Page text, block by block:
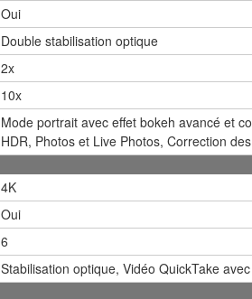
Oui
Double stabilisation optique
2x
10x
Mode portrait avec effet bokeh avancé et
HDR, Photos et Live Photos, Correction
4K
Oui
6
Stabilisation optique, Vidéo QuickTake